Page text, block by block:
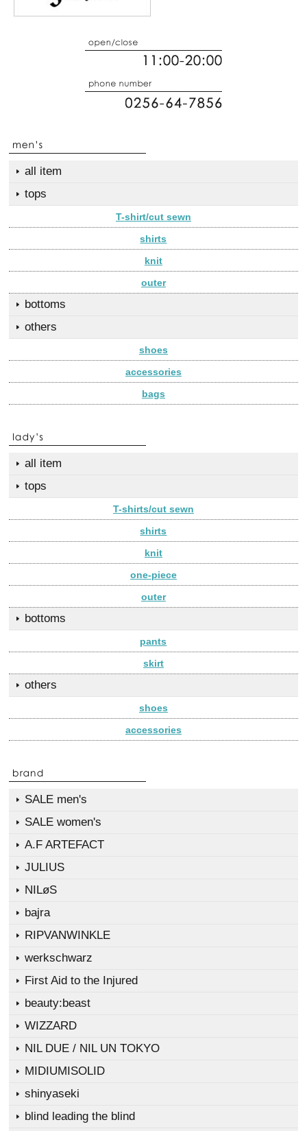
all item
tops
T-shirt/cut sewn
shirts
knit
outer
bottoms
others
shoes
accessories
bags
all item
tops
T-shirts/cut sewn
shirts
knit
one-piece
outer
bottoms
pants
skirt
others
shoes
accessories
SALE men's
SALE women's
A.F ARTEFACT
JULIUS
NILøS
bajra
RIPVANWINKLE
werkschwarz
First Aid to the Injured
beauty:beast
WIZZARD
NIL DUE / NIL UN TOKYO
MIDIUMISOLID
shinyaseki
blind leading the blind